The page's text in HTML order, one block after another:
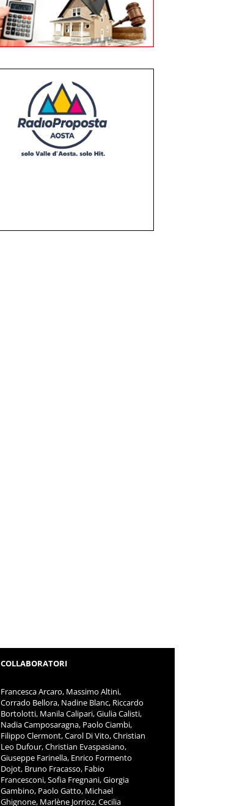
COLLABORATORI
Francesca Arcaro, Massimo Altini,
Corrado Bellora, Nadine Blanc, Riccardo
Bortolotti, Manila Calipari, Giulia Calisti,
Nadia Camposaragna, Paolo Ciambi,
Filippo Clermont, Carol Di Vito, Christian
Leo Dufour, Christian Evaspasiano,
Giuseppe Farinella, Enrico Formento
Dojot, Bruno Fracasso, Fabio
Francesconi, Sofia Fregnani, Giorgia
Gambino, Paolo Gatto, Michael
Ghignone, Marlène Jorrioz, Cecilia